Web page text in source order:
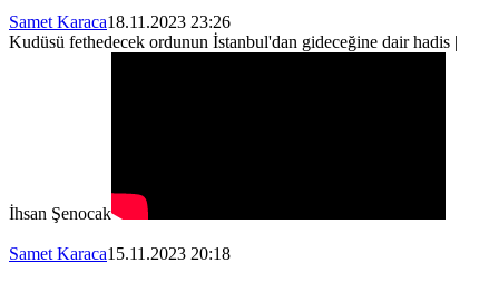
Samet Karaca18.11.2023 23:26
Kudüsü fethedecek ordunun İstanbul'dan gideceğine dair hadis |
İhsan Şenocak
Samet Karaca15.11.2023 20:18